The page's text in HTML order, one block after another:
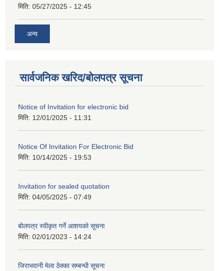
मिति: 05/27/2025 - 12:45
अन्य
सार्वजनिक खरिद/बोलपत्र सूचना
Notice of Invitation for electronic bid
मिति: 12/01/2025 - 11:31
Notice Of Invitation For Electronic Bid
मिति: 10/14/2025 - 19:53
Invitation for sealed quotation
मिति: 04/05/2025 - 07:49
बोलपत्र स्वीकृत गर्ने आशयको सूचना
मिति: 02/01/2023 - 14:24
जिराभवानी मेला ठेक्का सम्बन्धी सूचना